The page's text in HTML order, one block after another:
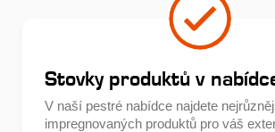
Stovky produktů v
V naší pestré nabídce najdete
impregnovaných produktů pro váš